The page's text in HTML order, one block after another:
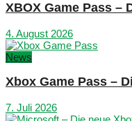
XBOX Game Pass –
4. August 2026
News
Xbox Game Pass –
7. Juli 2026